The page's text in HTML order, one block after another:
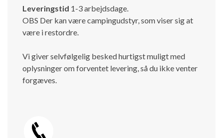
Leveringstid 1-3 arbejdsdage.
OBS Der kan være campingudstyr, som viser sig at
være i restordre.
Vi giver selvfølgelig besked hurtigst muligt med
oplysninger om forventet levering, så du ikke venter
forgæves.